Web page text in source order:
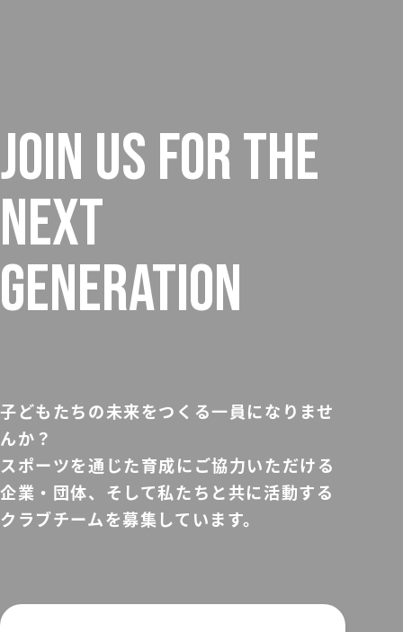
JOIN US FOR THE
NEXT
GENERATION
子どもたちの未来をつくる一員になりませ
んか？
スポーツを通じた育成にご協力いただける
企業・団体、そして私たちと共に活動する
クラブチームを募集しています。